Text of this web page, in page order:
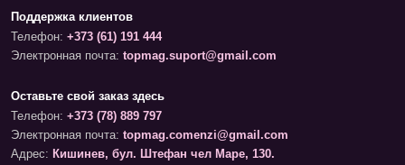
Поддержка клиентов
Телефон: +373 (61) 191 444
Электронная почта: topmag.suport@gmail.com
Оставьте свой заказ здесь
Телефон: +373 (78) 889 797
Электронная почта: topmag.comenzi@gmail.com
Адрес: Кишинев, бул. Штефан чел Маре, 130.